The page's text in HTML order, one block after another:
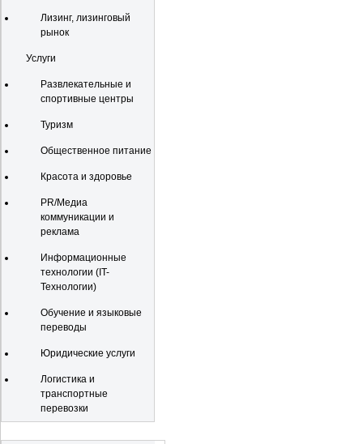
Лизинг, лизинговый
рынок
Услуги
Развлекательные и
спортивные центры
Туризм
Общественное питание
Красота и здоровье
PR/Медиа
коммуникации и
реклама
Информационные
технологии (IT-
Технологии)
Обучение и языковые
переводы
Юридические услуги
Логистика и
транспортные
перевозки